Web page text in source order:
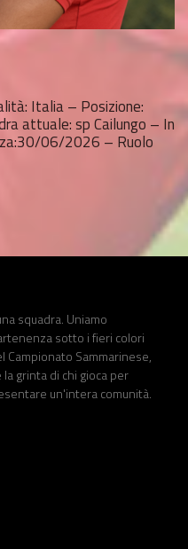
Italia – Posizione:
attuale: sp Cailungo – In
06/2026 – Ruolo
squadra. Uniamo
sotto i fieri colori
Sammarinese,
grinta di chi gioca per
un'intera comunità.